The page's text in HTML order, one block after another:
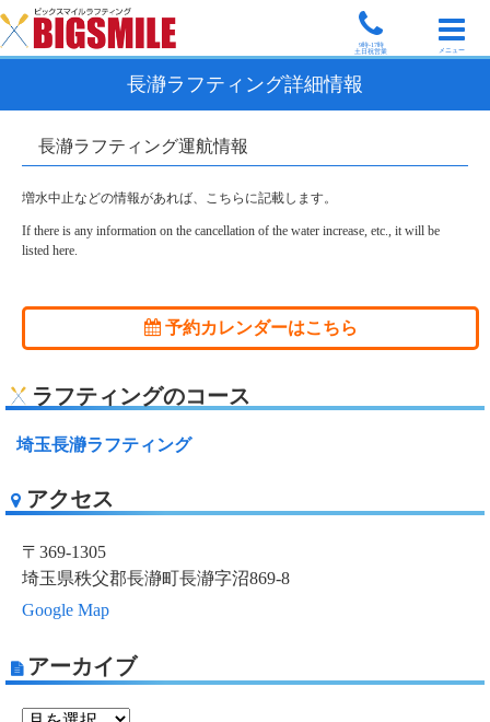
9時-17時
土日祝営業
メニュー
長瀞ラフティング詳細情報
長瀞ラフティング運航情報
増水中止などの情報があれば、こちらに記載します。
If there is any information on the cancellation of the water increase, etc., it will be
listed here.
予約カレンダーはこちら
ラフティングのコース
埼玉長瀞ラフティング
アクセス
〒369-1305
埼玉県秩父郡長瀞町長瀞字沼869-8
Google Map
アーカイブ